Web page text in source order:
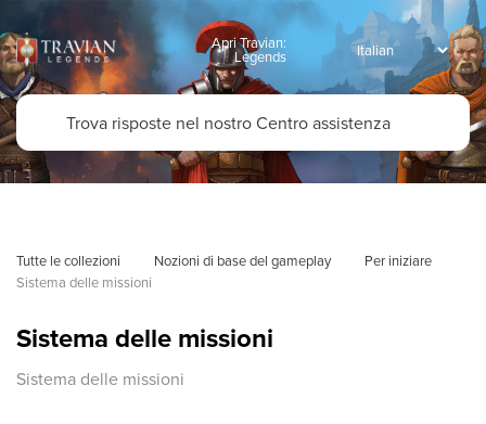
Apri Travian:
Legends
Tutte le collezioni Nozioni di base del gameplay
Per iniziare
Sistema delle missioni
Sistema delle missioni
Sistema delle missioni